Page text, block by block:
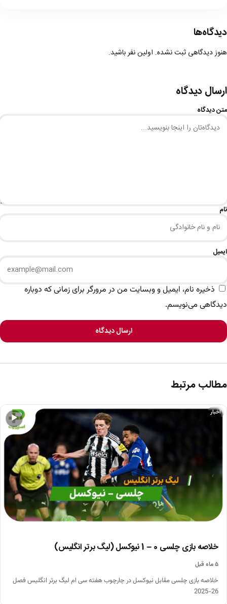
دیدگاه‌ها
هنوز دیدگاهی ثبت نشده. اولین نفر باشید.
ارسال دیدگاه
متن دیدگاه
نام
ایمیل
ذخیره نام، ایمیل و وبسایت من در مرورگر برای زمانی که دوباره
دیدگاهی می‌نویسم.
ارسال دیدگاه
مطالب مرتبط
▶
اخبار
خلاصه بازی چلسی 0 – 1 نیوکسل (لیگ برتر انگلیس)
۵ ماه قبل
خلاصه بازی چلسی مقابل نیوکسل در چارچوب هفته سی ام لیگ برتر انگلیس فصل
26-2025